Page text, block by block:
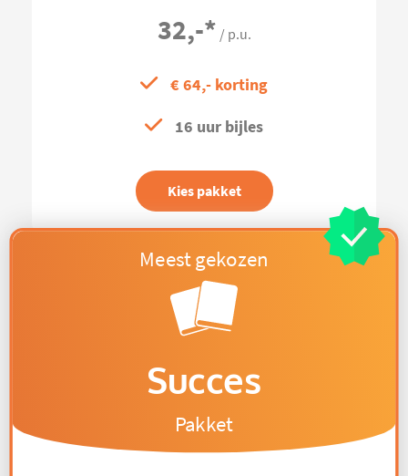
32,-* / p.u.
€ 64,- korting
16 uur bijles
Kies pakket
Succes
Pakket